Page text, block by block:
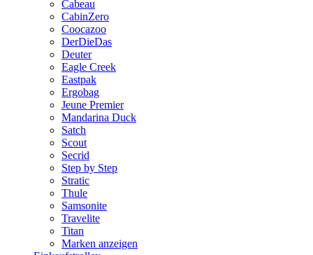
Cabeau
CabinZero
Coocazoo
DerDieDas
Deuter
Eagle Creek
Eastpak
Ergobag
Jeune Premier
Mandarina Duck
Satch
Scout
Secrid
Step by Step
Stratic
Thule
Samsonite
Travelite
Titan
Marken anzeigen